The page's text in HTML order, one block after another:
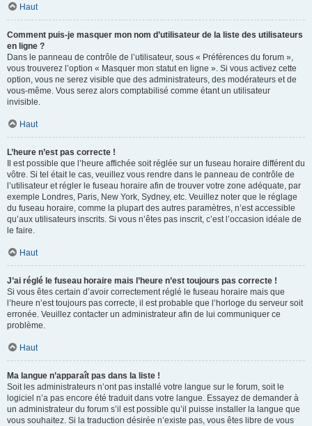
Haut
Comment puis-je masquer mon nom d’utilisateur de la liste des utilisateurs
en ligne ?
Dans le panneau de contrôle de l’utilisateur, sous « Préférences du forum »,
vous trouverez l’option « Masquer mon statut en ligne ». Si vous activez cette
option, vous ne serez visible que des administrateurs, des modérateurs et de
vous-même. Vous serez alors comptabilisé comme étant un utilisateur
invisible.
Haut
L’heure n’est pas correcte !
Il est possible que l’heure affichée soit réglée sur un fuseau horaire différent du
vôtre. Si tel était le cas, veuillez vous rendre dans le panneau de contrôle de
l’utilisateur et régler le fuseau horaire afin de trouver votre zone adéquate, par
exemple Londres, Paris, New York, Sydney, etc. Veuillez noter que le réglage
du fuseau horaire, comme la plupart des autres paramètres, n’est accessible
qu’aux utilisateurs inscrits. Si vous n’êtes pas inscrit, c’est l’occasion idéale de
le faire.
Haut
J’ai réglé le fuseau horaire mais l’heure n’est toujours pas correcte !
Si vous êtes certain d’avoir correctement réglé le fuseau horaire mais que
l’heure n’est toujours pas correcte, il est probable que l’horloge du serveur soit
erronée. Veuillez contacter un administrateur afin de lui communiquer ce
problème.
Haut
Ma langue n’apparaît pas dans la liste !
Soit les administrateurs n’ont pas installé votre langue sur le forum, soit le
logiciel n’a pas encore été traduit dans votre langue. Essayez de demander à
un administrateur du forum s’il est possible qu’il puisse installer la langue que
vous souhaitez. Si la traduction désirée n’existe pas, vous êtes libre de vous